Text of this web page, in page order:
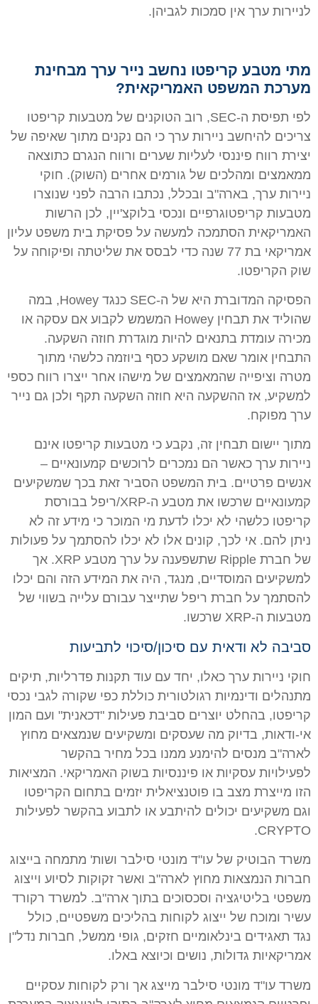
לניירות ערך אין סמכות לגביהן.
מתי מטבע קריפטו נחשב נייר ערך מבחינת
מערכת המשפט האמריקאית?
לפי תפיסת ה-SEC, רוב הטוקנים של מטבעות קריפטו
צריכים להיחשב ניירות ערך כי הם נקנים מתוך שאיפה של
יצירת רווח פיננסי לעליות שערים ורווח הנגרם כתוצאה
ממאמצים ומהלכים של גורמים אחרים (השוק). חוקי
ניירות ערך, בארה"ב ובכלל, נכתבו הרבה לפני שנוצרו
מטבעות קריפטוגרפיים ונכסי בלוקצ'יין, לכן הרשות
האמריקאית הסתמכה למעשה על פסיקת בית משפט עליון
אמריקאי בת 77 שנה כדי לבסס את שליטתה ופיקוחה על
שוק הקריפטו.
הפסיקה המדוברת היא של ה-SEC כנגד Howey, במה
שהוליד את תבחין Howey המשמש לקבוע אם עסקה או
מכירה עומדת בתנאים להיות מוגדרת חוזה השקעה.
התבחין אומר שאם מושקע כסף ביוזמה כלשהי מתוך
מטרה וציפייה שהמאמצים של מישהו אחר ייצרו רווח כספי
למשקיע, אז ההשקעה היא חוזה השקעה תקף ולכן גם נייר
ערך מפוקח.
מתוך יישום תבחין זה, נקבע כי מטבעות קריפטו אינם
ניירות ערך כאשר הם נמכרים לרוכשים קמעונאיים –
אנשים פרטיים. בית המשפט הסביר זאת בכך שמשקיעים
קמעונאיים שרכשו את מטבע ה-XRP/ריפל בבורסת
קריפטו כלשהי לא יכלו לדעת מי המוכר כי מידע זה לא
ניתן להם. אי לכך, קונים אלו לא יכלו להסתמך על פעולות
של חברת Ripple שתשפענה על ערך מטבע XRP. אך
למשקיעים המוסדיים, מנגד, היה את המידע הזה והם יכלו
להסתמך על חברת ריפל שתייצר עבורם עלייה בשווי של
מטבעות ה-XRP שרכשו.
סביבה לא ודאית עם סיכון/סיכוי לתביעות
חוקי ניירות ערך כאלו, יחד עם עוד תקנות פדרליות, תיקים
מתנהלים ודינמיות רגולטורית כוללת כפי שקורה לגבי נכסי
קריפטו, בהחלט יוצרים סביבת פעילות "דכאנית" ועם המון
אי-ודאות, בדיוק מה שעסקים ומשקיעים שנמצאים מחוץ
לארה"ב מנסים להימנע ממנו בכל מחיר בהקשר
לפעילויות עסקיות או פיננסיות בשוק האמריקאי. המציאות
הזו מייצרת מצב בו פוטנציאלית יזמים בתחום הקריפטו
וגם משקיעים יכולים להיתבע או לתבוע בהקשר לפעילות
CRYPTO.
משרד הבוטיק של עו"ד מונטי סילבר ושות' מתמחה בייצוג
חברות הנמצאות מחוץ לארה"ב ואשר זקוקות לסיוע וייצוג
משפטי בליטיגציה וסכסוכים בתוך ארה"ב. למשרד רקורד
עשיר ומוכח של ייצוג לקוחות בהליכים משפטיים, כולל
נגד תאגידים בינלאומיים חזקים, גופי ממשל, חברות נדל"ן
אמריקאיות גדולות, נושים וכיוצא באלו.
משרד עו"ד מונטי סילבר מייצג אך ורק לקוחות עסקיים